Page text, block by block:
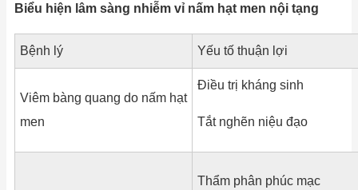
Biểu hiện lâm sàng nhiễm vỉ nấm hạt men nội tạng
Bệnh lý Yếu tố thuận lợi
Viêm bàng quang do nấm hạt
men
Điều trị kháng sinh
Tắt nghẽn niệu đạo
Thẩm phân phúc mạc